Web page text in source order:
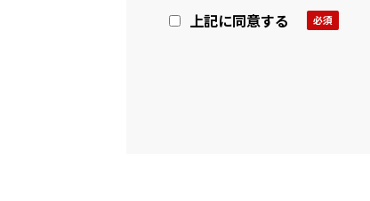
上記に同意する